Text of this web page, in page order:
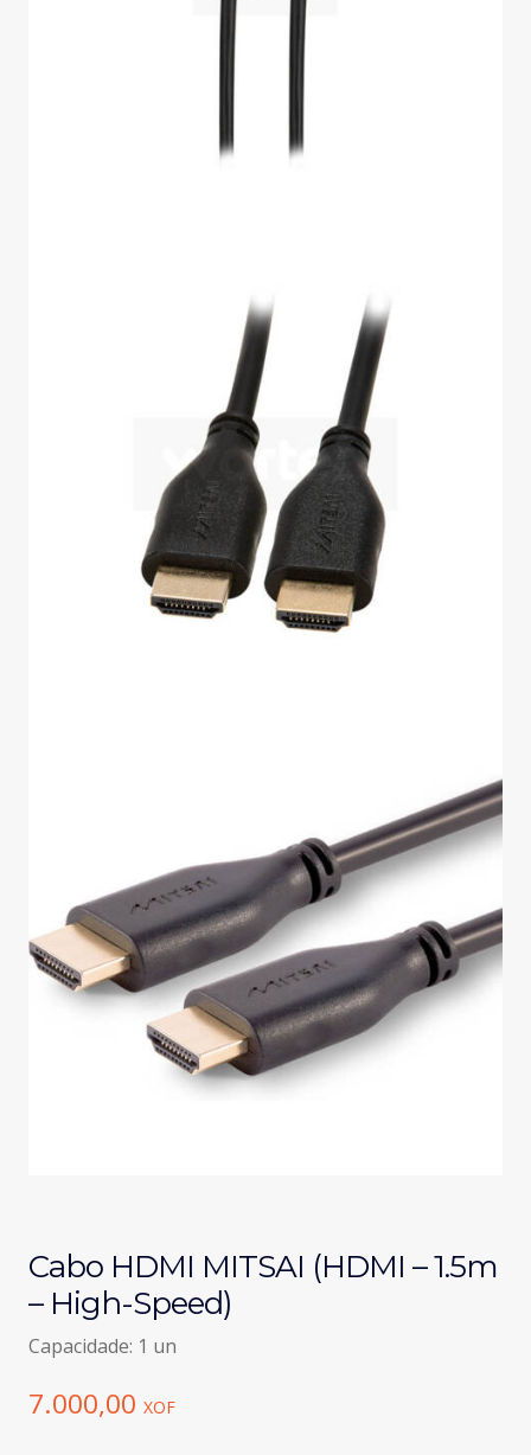
Cabo HDMI MITSAI (HDMI – 1.5m
– High-Speed)
Capacidade: 1 un
7.000,00 XOF